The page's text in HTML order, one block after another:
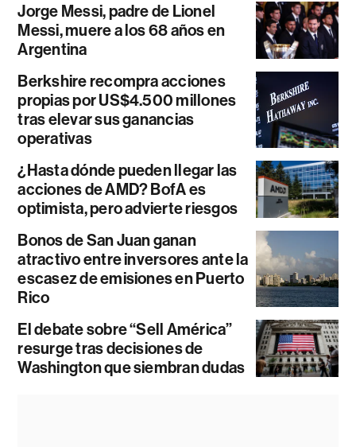
Jorge Messi, padre de Lionel
Messi, muere a los 68 años en
Argentina
Berkshire recompra acciones
propias por US$4.500 millones
tras elevar sus ganancias
operativas
¿Hasta dónde pueden llegar las
acciones de AMD? BofA es
optimista, pero advierte riesgos
Bonos de San Juan ganan
atractivo entre inversores ante la
escasez de emisiones en Puerto
Rico
El debate sobre “Sell América”
resurge tras decisiones de
Washington que siembran dudas